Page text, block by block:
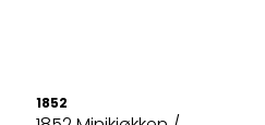
1852